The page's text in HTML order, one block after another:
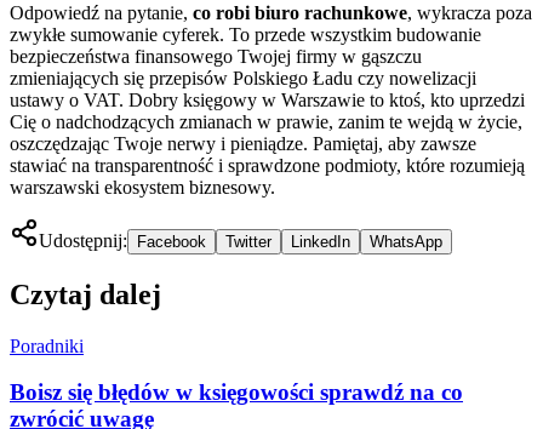
Odpowiedź na pytanie, co robi biuro rachunkowe, wykracza poza
zwykłe sumowanie cyferek. To przede wszystkim budowanie
bezpieczeństwa finansowego Twojej firmy w gąszczu
zmieniających się przepisów Polskiego Ładu czy nowelizacji
ustawy o VAT. Dobry księgowy w Warszawie to ktoś, kto uprzedzi
Cię o nadchodzących zmianach w prawie, zanim te wejdą w życie,
oszczędzając Twoje nerwy i pieniądze. Pamiętaj, aby zawsze
stawiać na transparentność i sprawdzone podmioty, które rozumieją
warszawski ekosystem biznesowy.
Udostępnij: Facebook Twitter LinkedIn WhatsApp
Czytaj dalej
Poradniki
Boisz się błędów w księgowości sprawdź na co
zwrócić uwagę